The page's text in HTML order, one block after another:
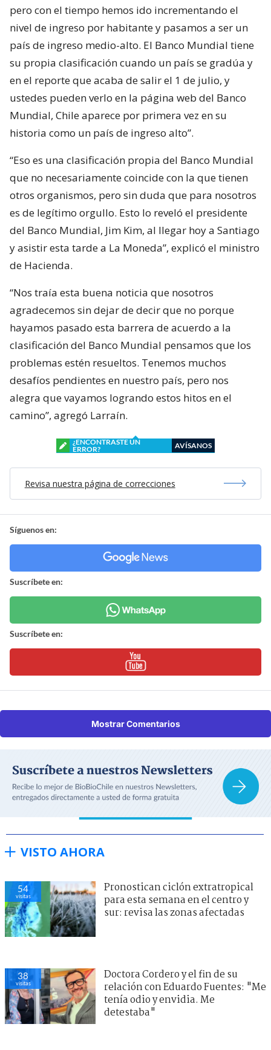
pero con el tiempo hemos ido incrementando el
nivel de ingreso por habitante y pasamos a ser un
país de ingreso medio-alto. El Banco Mundial tiene
su propia clasificación cuando un país se gradúa y
en el reporte que acaba de salir el 1 de julio, y
ustedes pueden verlo en la página web del Banco
Mundial, Chile aparece por primera vez en su
historia como un país de ingreso alto”.
“Eso es una clasificación propia del Banco Mundial
que no necesariamente coincide con la que tienen
otros organismos, pero sin duda que para nosotros
es de legítimo orgullo. Esto lo reveló el presidente
del Banco Mundial, Jim Kim, al llegar hoy a Santiago
y asistir esta tarde a La Moneda”, explicó el ministro
de Hacienda.
“Nos traía esta buena noticia que nosotros
agradecemos sin dejar de decir que no porque
hayamos pasado esta barrera de acuerdo a la
clasificación del Banco Mundial pensamos que los
problemas estén resueltos. Tenemos muchos
desafíos pendientes en nuestro país, pero nos
alegra que vayamos logrando estos hitos en el
camino”, agregó Larraín.
¿ENCONTRASTE UN
ERROR?
AVÍSANOS
Revisa nuestra página de correcciones
Síguenos en:
Suscríbete en:
Suscríbete en:
Mostrar Comentarios
VISTO AHORA
54
visitas
Pronostican ciclón extratropical
para esta semana en el centro y
sur: revisa las zonas afectadas
38
visitas
Doctora Cordero y el fin de su
relación con Eduardo Fuentes: "Me
tenía odio y envidia. Me
detestaba"